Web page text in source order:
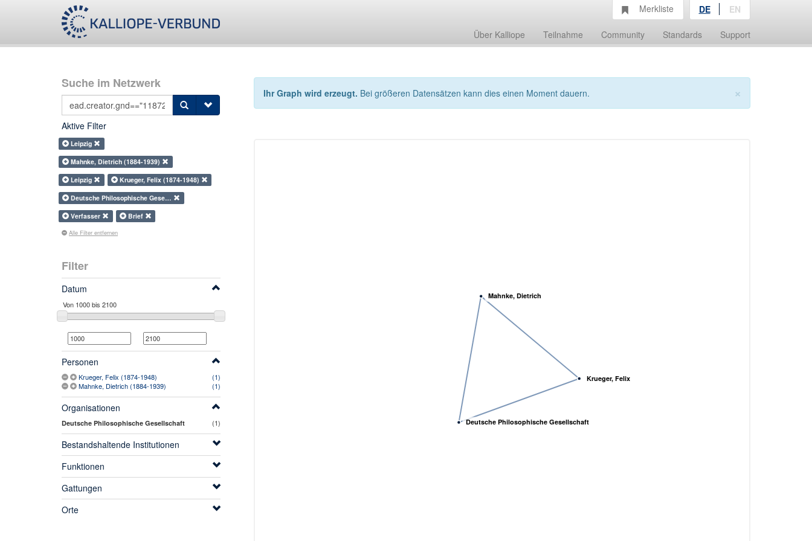
Über Kalliope Teilnahme Community Standards Support
Merkliste DE EN
Suche im Netzwerk
Aktive Filter
Leipzig
Mahnke, Dietrich (1884-1939)
Leipzig
Krueger, Felix (1874-1948)
Deutsche Philosophische Gese…
Verfasser
Brief
Alle Filter entfernen
Filter
Datum
Personen
Krueger, Felix (1874-1948)
(1)
Mahnke, Dietrich (1884-1939)
(1)
Organisationen
Deutsche Philosophische Gesellschaft (1)
Bestandshaltende Institutionen
Funktionen
Gattungen
Orte
×
Ihr Graph wird erzeugt. Bei größeren Datensätzen kann dies einen Moment dauern.
Deutsche Philosophische Gesellschaft
Mahnke, Dietrich
Krueger, Felix